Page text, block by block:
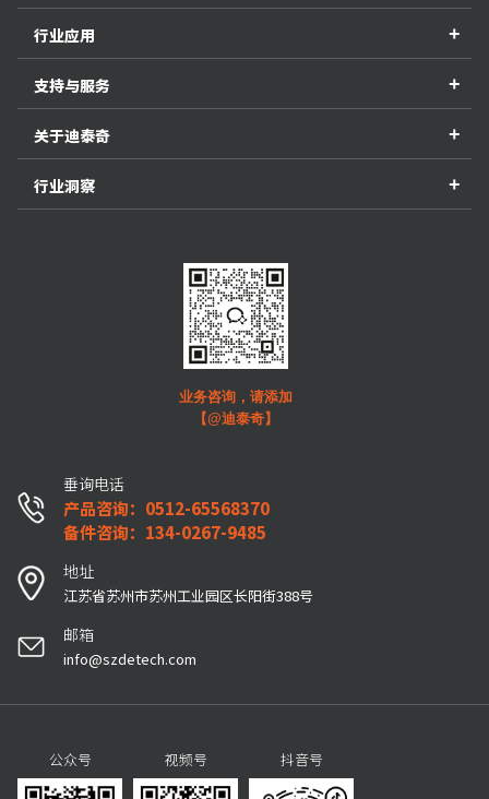
+
行业应用
+
支持与服务
+
关于迪泰奇
+
行业洞察
业务咨询，请添加
【@迪泰奇】
垂询电话
产品咨询：0512-65568370
备件咨询：134-0267-9485
地址
江苏省苏州市苏州工业园区长阳街388号
邮箱
info@szdetech.com
公众号 视频号 抖音号